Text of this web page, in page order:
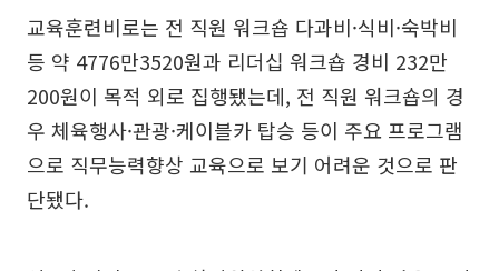
교육훈련비로는 전 직원 워크숍 다과비·식비·숙박비
등 약 4776만3520원과 리더십 워크숍 경비 232만
200원이 목적 외로 집행됐는데, 전 직원 워크숍의 경
우 체육행사·관광·케이블카 탑승 등이 주요 프로그램
으로 직무능력향상 교육으로 보기 어려운 것으로 판
단됐다.